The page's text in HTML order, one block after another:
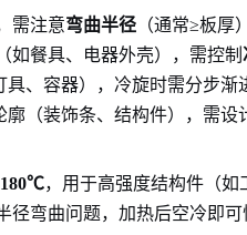
需注意弯曲半径 （通常≥板厚
如餐具、电器外壳），需控制
具、容器），冷旋时需分步渐
廓（装饰条、结构件），需设
，用于高强度结构件（如
径弯曲问题，加热后空冷即可